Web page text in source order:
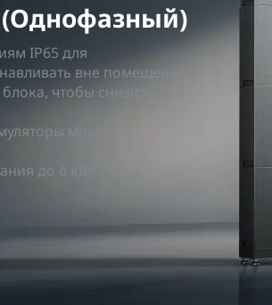
(Однофазный)
IP65 для
вне помещений
чтобы снизить
можно
до 6 кВт